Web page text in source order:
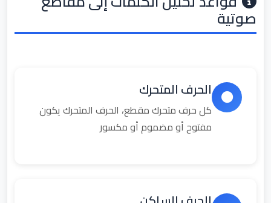
صوتية
الحرف المتحرك
كل حرف متحرك مقطع، الحرف المتحرك يكون
مفتوح أو مضموم أو مكسور